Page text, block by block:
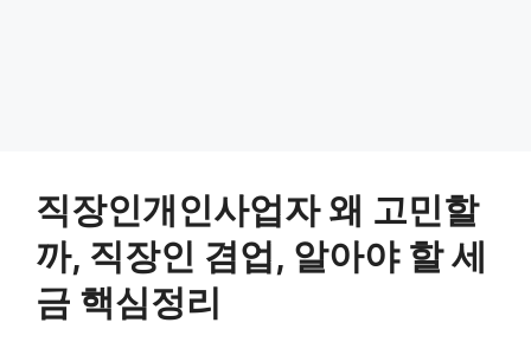
직장인개인사업자 왜 고민할
까, 직장인 겸업, 알아야 할 세
금 핵심정리